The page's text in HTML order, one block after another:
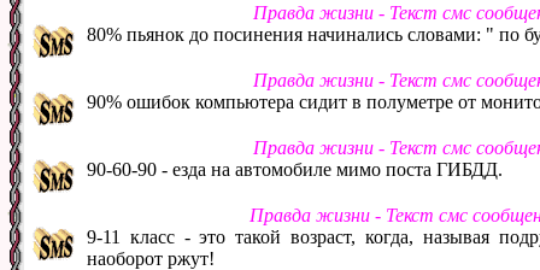
Правда жизни - Текст смс
80% пьянок до посинения начинались словами: " по
Правда жизни - Текст смс
90% ошибок компьютера сидит в полуметре от
Правда жизни - Текст смс
90-60-90 - езда на автомобиле мимо поста ГИБДД.
Правда жизни - Текст смс
9-11 класс - это такой возраст, когда, называя
наоборот ржут!